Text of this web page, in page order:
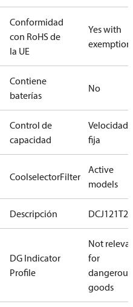
Conformidad
con RoHS de
la UE
Yes with
exemptions
Contiene
baterías
No
Control de
capacidad
Velocidad
fija
CoolselectorFilter
Active
models
Descripción DCJ121T2
DG Indicator
Profile
Not relevant
for
dangerous
goods